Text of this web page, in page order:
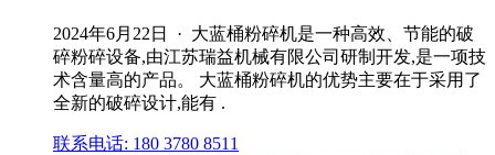
2024年6月22日 · 大蓝桶粉碎机是一种高效、节能的破
碎粉碎设备,由江苏瑞益机械有限公司研制开发,是一项技
术含量高的产品。 大蓝桶粉碎机的优势主要在于采用了
全新的破碎设计,能有 .
联系电话: 180 3780 8511